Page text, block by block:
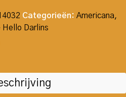
Categorieën: Americana,
Hello Darlins